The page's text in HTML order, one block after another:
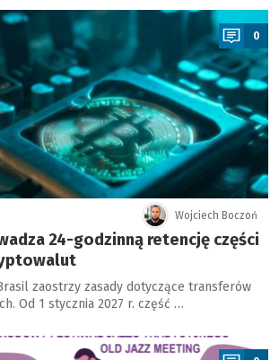
0
Wojciech Boczoń
24-godzinną retencję części
zaostrzy zasady dotyczące transferów
Od 1 stycznia 2027 r. część …